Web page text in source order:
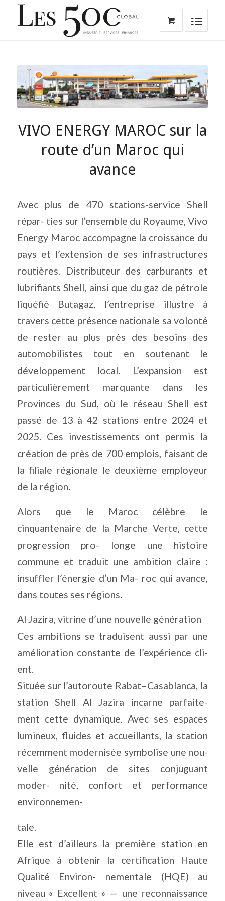
VIVO ENERGY MAROC sur la
route d’un Maroc qui
avance
Avec plus de 470 stations-service Shell
répar- ties sur l’ensemble du Royaume, Vivo
Energy Maroc accompagne la croissance du
pays et l’extension de ses infrastructures
routières. Distributeur des carburants et
lubrifiants Shell, ainsi que du gaz de pétrole
liquéfié Butagaz, l’entreprise illustre à
travers cette présence nationale sa volonté
de rester au plus près des besoins des
automobilistes tout en soutenant le
développement local. L’expansion est
particulièrement marquante dans les
Provinces du Sud, où le réseau Shell est
passé de 13 à 42 stations entre 2024 et
2025. Ces investissements ont permis la
création de près de 700 emplois, faisant de
la filiale régionale le deuxième employeur
de la région.
Alors que le Maroc célèbre le
cinquantenaire de la Marche Verte, cette
progression pro- longe une histoire
commune et traduit une ambition claire :
insuffler l’énergie d’un Ma- roc qui avance,
dans toutes ses régions.
Al Jazira, vitrine d’une nouvelle génération
Ces ambitions se traduisent aussi par une
amélioration constante de l’expérience cli-
ent.
Située sur l’autoroute Rabat–Casablanca, la
station Shell Al Jazira incarne parfaite-
ment cette dynamique. Avec ses espaces
lumineux, fluides et accueillants, la station
récemment modernisée symbolise une nou-
velle génération de sites conjuguant
moder- nité, confort et performance
environnemen-
tale.
Elle est d’ailleurs la première station en
Afrique à obtenir la certification Haute
Qualité Environ- nementale (HQE) au
niveau « Excellent » — une reconnaissance